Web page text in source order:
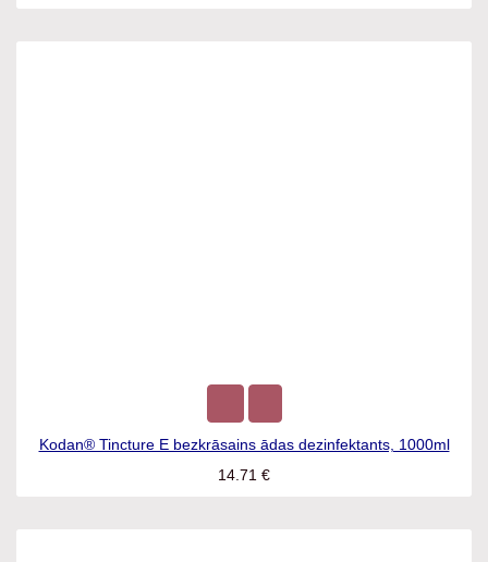
Kodan® Tincture E bezkrāsains ādas dezinfektants, 1000ml
14.71€